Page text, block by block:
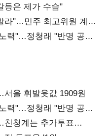
등은 제가 수습"
라"…민주 최고위원 계파
력"…정청래 "반명 공세
울 휘발윳값 1909원
력"…정청래 "반명 공세
청계는 추가투표